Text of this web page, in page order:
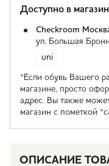
Доступно в
Checkroom
ул. Большая
uni
*Если обувь Вашего
магазине, просто
адрес. Вы также
магазин с пометкой
ОПИСАНИЕ